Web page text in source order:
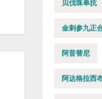
贝伐珠单抗
金刺参九正
阿昔替尼
阿达格拉西